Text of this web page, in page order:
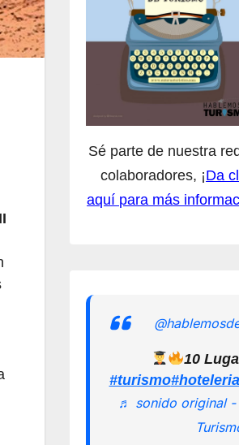
Sé parte de nuestra
colaboradores, ¡Da
aquí para más
10
#turismo#hoteleria
♬ sonido original -